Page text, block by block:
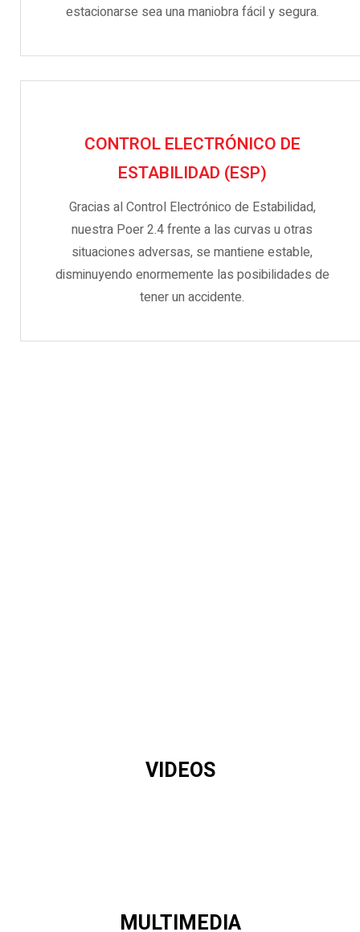
estacionarse sea una maniobra fácil y segura.
CONTROL ELECTRÓNICO DE
ESTABILIDAD (ESP)
Gracias al Control Electrónico de Estabilidad,
nuestra Poer 2.4 frente a las curvas u otras
situaciones adversas, se mantiene estable,
disminuyendo enormemente las posibilidades de
tener un accidente.
VIDEOS
MULTIMEDIA